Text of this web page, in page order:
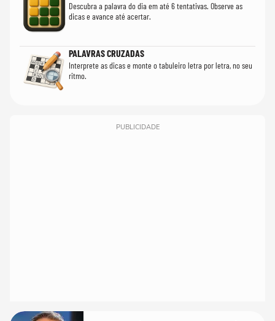
Descubra a palavra do dia em até 6 tentativas. Observe as
dicas e avance até acertar.
PALAVRAS CRUZADAS
Interprete as dicas e monte o tabuleiro letra por letra, no seu
ritmo.
PUBLICIDADE